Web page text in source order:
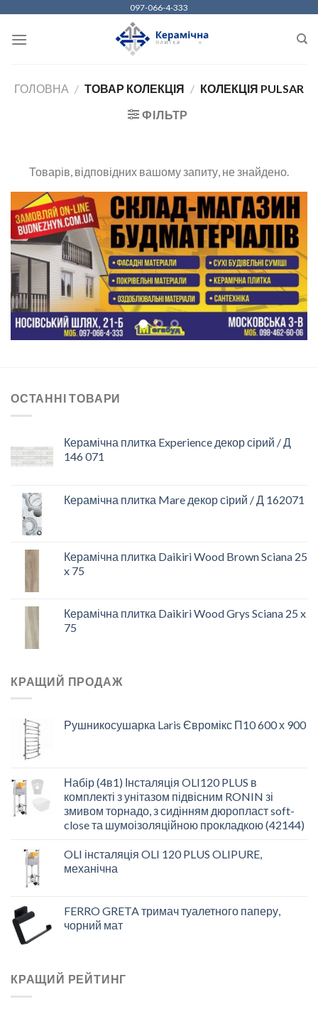
content
097-066-4-333
ГОЛОВНА / ТОВАР КОЛЕКЦІЯ / КОЛЕКЦІЯ PULSAR
ФІЛЬТР
Товарів, відповідних вашому запиту, не знайдено.
ОСТАННІ ТОВАРИ
Керамічна плитка Experience декор сірий / Д
146 071
Керамічна плитка Mare декор сiрий / Д 162071
Керамічна плитка Daikiri Wood Brown Sciana 25
x 75
Керамічна плитка Daikiri Wood Grys Sciana 25 x
75
КРАЩИЙ ПРОДАЖ
Рушникосушарка Laris Євромікс П10 600 х 900
Набір (4в1) Інсталяція OLI120 PLUS в
комплекті з унітазом підвісним RONIN зі
змивом торнадо, з сидінням дюропласт soft-
close та шумоізоляційною прокладкою (42144)
OLI інсталяція OLI 120 PLUS OLIPURE,
механічна
FERRO GRETA тримач туалетного паперу,
чорний мат
КРАЩИЙ РЕЙТИНГ